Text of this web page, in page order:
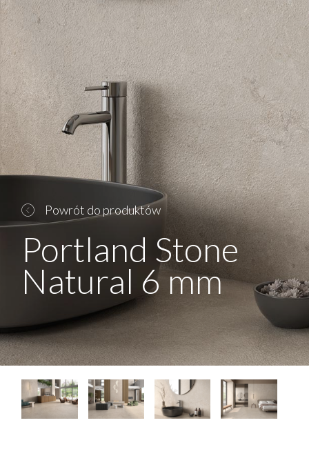
Powrót do produktów
Portland Stone
Natural 6 mm